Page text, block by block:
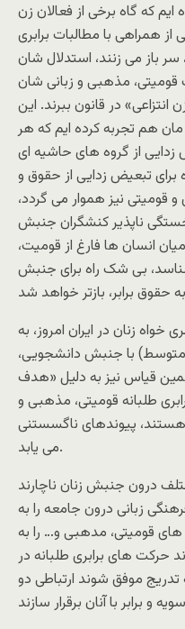
که گاه برخی از فعالان زن
همراهی با مطالبات برابری
باز می زنند، استدلال شان
مذهبی و زبانی شان
انتزاعی» در قانون ببرند. این
هم تجربه کرده ایم که هر
از گروه های حاشیه ای
تبعیض زدایی از حقوق و
قومیتی نیز هموار می گردد،
ناپذیر کنشگران جنبش
انسان ها فارغ از قومیت،
بی شک راه برای جنبش
زنان در ایران امروز، به
با جنبش دانشجویی،
قیاس نیز به دلیل «هدف
طلبانه قومیتی، مذهبی و
هستند، پیوندهای ناگسستنی
می یابد.
درون جنبش زنان ناچارند
زبانی درون جامعه را به
قومیتی، مدهبی و… را به
حرکت های برابری طلبانه در
موفق شوند ارتباطی دو